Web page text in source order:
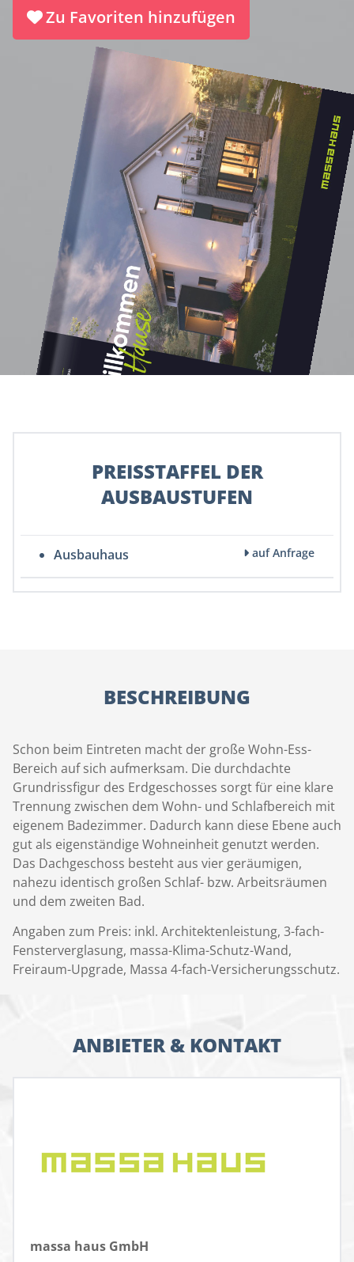
Zu Favoriten hinzufügen
PREISSTAFFEL DER
AUSBAUSTUFEN
Ausbauhaus auf Anfrage
BESCHREIBUNG
Schon beim Eintreten macht der große Wohn-Ess-
Bereich auf sich aufmerksam. Die durchdachte
Grundrissfigur des Erdgeschosses sorgt für eine klare
Trennung zwischen dem Wohn- und Schlafbereich mit
eigenem Badezimmer. Dadurch kann diese Ebene auch
gut als eigenständige Wohneinheit genutzt werden.
Das Dachgeschoss besteht aus vier geräumigen,
nahezu identisch großen Schlaf- bzw. Arbeitsräumen
und dem zweiten Bad.
Angaben zum Preis: inkl. Architektenleistung, 3-fach-
Fensterverglasung, massa-Klima-Schutz-Wand,
Freiraum-Upgrade, Massa 4-fach-Versicherungsschutz.
ANBIETER & KONTAKT
massa haus GmbH